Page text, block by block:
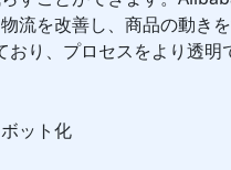
流を改善し、商品の動き
おり、プロセスをより透明
ット化